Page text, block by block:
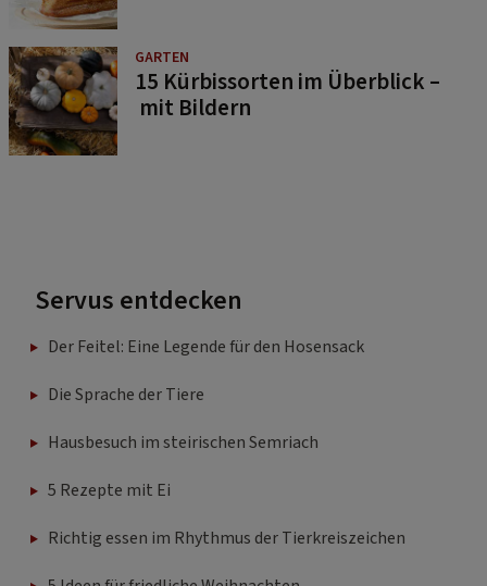
GARTEN
15 Kürbissorten im Überblick –
mit Bildern
Servus entdecken
Der Feitel: Eine Legende für den Hosensack
Die Sprache der Tiere
Hausbesuch im steirischen Semriach
5 Rezepte mit Ei
Richtig essen im Rhythmus der Tierkreiszeichen